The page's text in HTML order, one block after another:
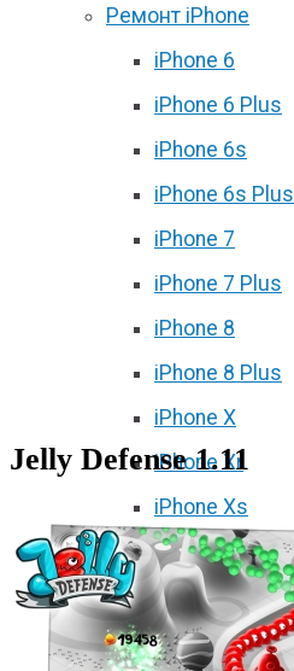
Ремонт iPhone
iPhone 6
iPhone 6 Plus
iPhone 6s
iPhone 6s Plus
iPhone 7
iPhone 7 Plus
iPhone 8
iPhone 8 Plus
iPhone X
iPhone Xr
iPhone Xs
iPhone Xs Max
iPhone 11
iPhone 11 Pro
Jelly Defense 1.11